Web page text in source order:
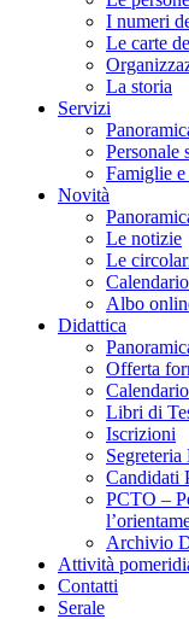
I numeri
Le carte
La storia
Servizi
Personale
Famiglie e
Novità
Le notizie
Le
Albo
Didattica
Offerta
Libri di
Iscrizioni
Segreteria
Candidati
PCTO –
Archivio
Attività
Contatti
Serale